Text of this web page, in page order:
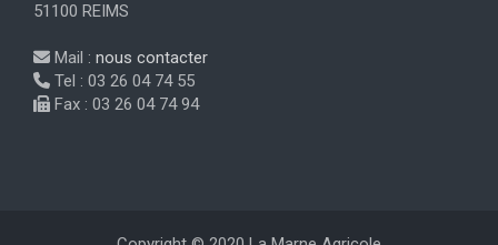
51100 REIMS
Mail : nous contacter
Tel : 03 26 04 74 55
Fax : 03 26 04 74 94